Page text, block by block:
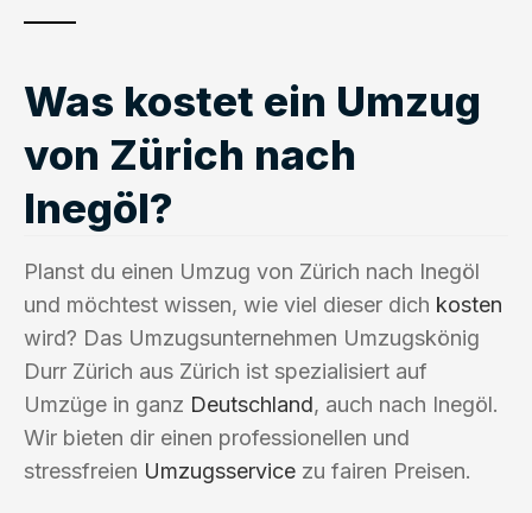
Was kostet ein Umzug
von Zürich nach
Inegöl?
Planst du einen Umzug von Zürich nach Inegöl
und möchtest wissen, wie viel dieser dich kosten
wird? Das Umzugsunternehmen Umzugskönig
Durr Zürich aus Zürich ist spezialisiert auf
Umzüge in ganz Deutschland, auch nach Inegöl.
Wir bieten dir einen professionellen und
stressfreien Umzugsservice zu fairen Preisen.